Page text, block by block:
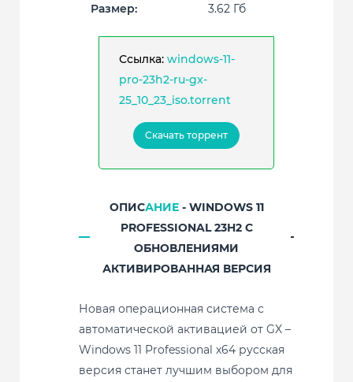
Размер: 3.62 Гб
Ссылка: windows-11-
pro-23h2-ru-gx-
25_10_23_iso.torrent
Скачать торрент
ОПИСАНИЕ- WINDOWS 11
PROFESSIONAL 23H2 С
ОБНОВЛЕНИЯМИ
АКТИВИРОВАННАЯ ВЕРСИЯ
Новая операционная система с
автоматической активацией от GX –
Windows 11 Professional x64 русская
версия станет лучшим выбором для